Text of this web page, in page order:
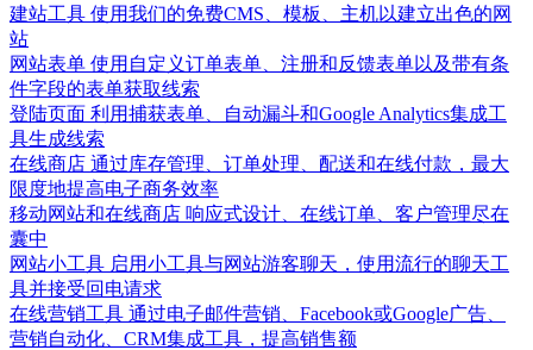
建站工具 使用我们的免费CMS、模板、主机以建立出色的网
站
网站表单 使用自定义订单表单、注册和反馈表单以及带有条
件字段的表单获取线索
登陆页面 利用捕获表单、自动漏斗和Google Analytics集成工
具生成线索
在线商店 通过库存管理、订单处理、配送和在线付款，最大
限度地提高电子商务效率
移动网站和在线商店 响应式设计、在线订单、客户管理尽在
囊中
网站小工具 启用小工具与网站游客聊天，使用流行的聊天工
具并接受回电请求
在线营销工具 通过电子邮件营销、Facebook或Google广告、
营销自动化、CRM集成工具，提高销售额